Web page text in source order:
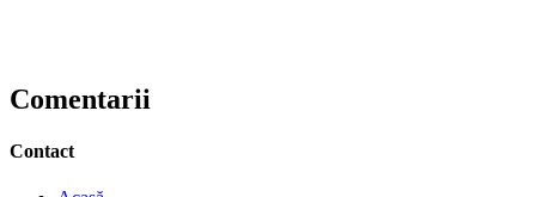
Comentarii
Contact